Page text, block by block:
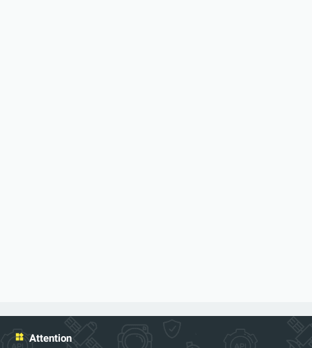
Attention